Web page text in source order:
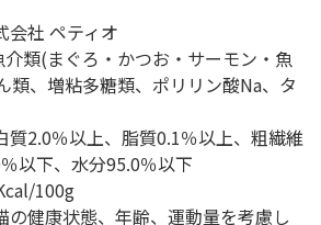
会社 ペティオ
介類(まぐろ・かつお・サーモン・魚
類、増粘多糖類、ポリリン酸Na、タ
質2.0％以上、脂質0.1％以上、粗繊維
以下、水分95.0％以下
100g
の健康状態、年齢、運動量を考慮し